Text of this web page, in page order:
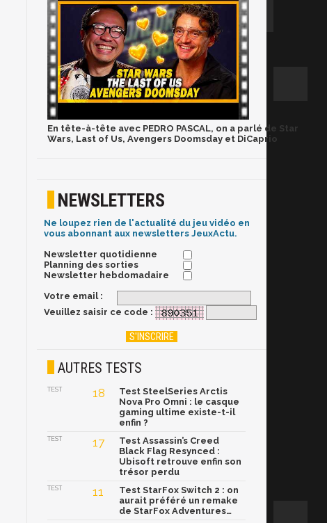
En tête-à-tête avec PEDRO PASCAL, on a parlé de Star
Wars, Last of Us, Avengers Doomsday et DiCaprio
NEWSLETTERS
Ne loupez rien de l'actualité du jeu vidéo en
vous abonnant aux newsletters JeuxActu.
Newsletter quotidienne
Planning des sorties
Newsletter hebdomadaire
Votre email :
Veuillez saisir ce code :
AUTRES TESTS
TEST 18
Test SteelSeries Arctis
Nova Pro Omni : le casque
gaming ultime existe-t-il
enfin ?
TEST 17
Test Assassin’s Creed
Black Flag Resynced :
Ubisoft retrouve enfin son
trésor perdu
TEST 11
Test StarFox Switch 2 : on
aurait préféré un remake
de StarFox Adventures…